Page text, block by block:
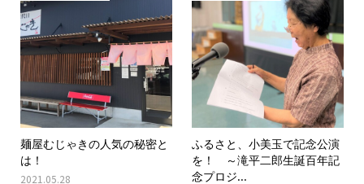
麺屋むじゃきの人気の秘密と
は！
2021.05.28
ふるさと、小美玉で記念公演
を！ ～滝平二郎生誕百年記
念プロジ...